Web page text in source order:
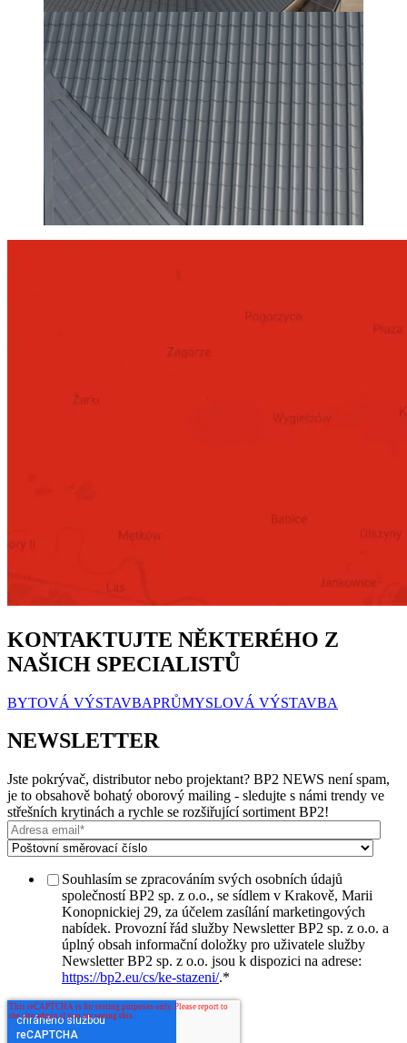
KONTAKTUJTE NĚKTERÉHO Z
NAŠICH SPECIALISTŮ
BYTOVÁ VÝSTAVBAPRŮMYSLOVÁ VÝSTAVBA
NEWSLETTER
Jste pokrývač, distributor nebo projektant? BP2 NEWS není spam,
je to obsahově bohatý oborový mailing - sledujte s námi trendy ve
střešních krytinách a rychle se rozšiřující sortiment BP2!
Souhlasím se zpracováním svých osobních údajů
společností BP2 sp. z o.o., se sídlem v Krakově, Marii
Konopnickiej 29, za účelem zasílání marketingových
nabídek. Provozní řád služby Newsletter BP2 sp. z o.o. a
úplný obsah informační doložky pro uživatele služby
Newsletter BP2 sp. z o.o. jsou k dispozici na adrese:
https://bp2.eu/cs/ke-stazeni/.*